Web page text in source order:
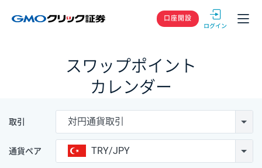
GMOクリック
口座開設
スワップポイント
カレンダー
取引 対円通貨取引
通貨ペア TRY/JPY